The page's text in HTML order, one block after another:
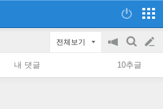
전체보기
공
지
on/off
검
색
글
쓰
내 댓글 10추글